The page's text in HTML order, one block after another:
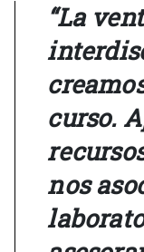
“La
curso.
nos